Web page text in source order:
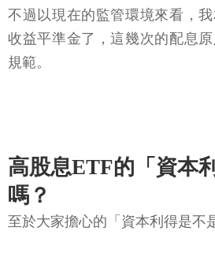
不過以現在的監管環境來看，
收益平準金了，這幾次的配息
規範。
高股息ETF的「資本
嗎？
至於大家擔心的「資本利得是不